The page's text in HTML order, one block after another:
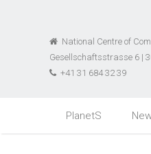
National Centre of
Gesellschaftsstrasse 6 |
+41 31 684 32 39
PlanetS